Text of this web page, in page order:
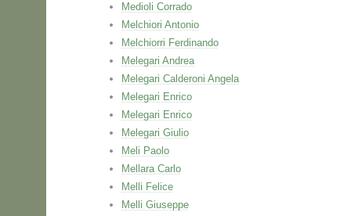
Medioli Corrado
Melchiori Antonio
Melchiorri Ferdinando
Melegari Andrea
Melegari Calderoni Angela
Melegari Enrico
Melegari Enrico
Melegari Giulio
Meli Paolo
Mellara Carlo
Melli Felice
Melli Giuseppe